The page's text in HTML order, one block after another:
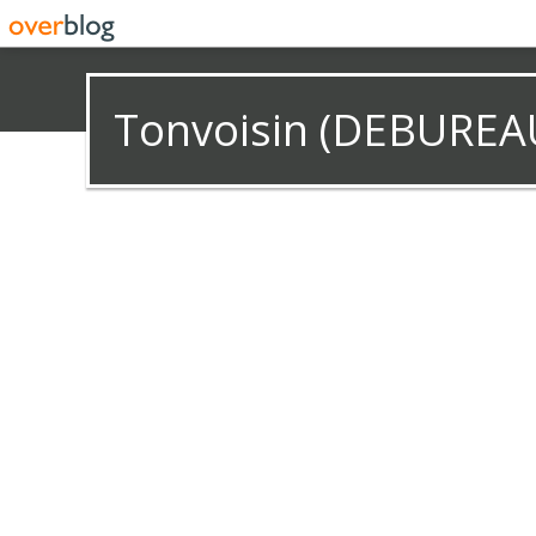
Tonvoisin